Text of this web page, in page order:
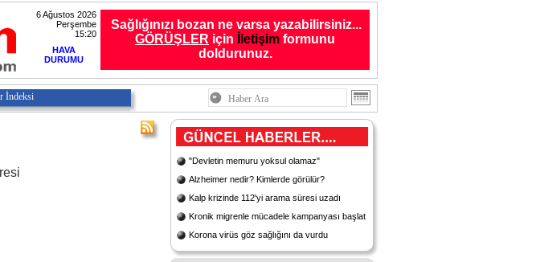
Sağlığınızı bozan ne varsa yazabilirsiniz...
GÖRÜŞLER için İletişim formunu
doldurunuz.
6 Ağustos 2026
Perşembe
15:20
HAVA
DURUMU
İndeksi
"Devletin memuru yoksul olamaz"
Alzheimer nedir? Kimlerde görülür?
Kalp krizinde 112'yi arama süresi uzadı
Kronik migrenle mücadele kampanyası başlatıldı
Korona virüs göz sağlığını da vurdu